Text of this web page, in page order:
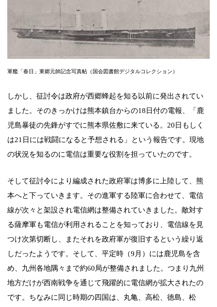
軍艦「春日」東郷元帥記念写真帖（国会図書館デジタルコレクション）
しかし、征討令は政府が西郷蜂起を知る以前に発出されてい
ました。そのきっかけは熊本鎮台からの18日付の電報、「鹿
児島暴徒の先鋒がすでに熊本県佐敷に来ている。20日もしく
は21日には戦闘になると予想される」という報告です。現地
の状況を知るのに電信は重要な役割を担っていたのです。
そして征討令により編成された政府軍は博多に上陸して、熊
本へと下っていきます。その進軍する陸軍に合わせて、電信
線が次々と架設され電信網は整備されていきました。敵対す
る薩摩軍も電信が利用されることを知っており、電信線を見
つけ次第切断し、またそれを政府軍が復旧するという繰り返
しだったようです。そして、平定時（9月）には鹿児島を含
め、九州各地隅々まで約60局が整備されました。つまり九州
地方だけが西南戦争を通じて飛躍的に電信網が拡大されたの
です。ちなみに同じ時期の四国は、丸亀、高松、徳島、松